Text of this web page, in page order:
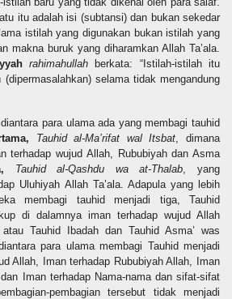
itu adalah isi (subtansi) dan bukan sekedar
istilah yang digunakan bukan istilah yang
makna buruk yang diharamkan Allah Ta’ala.
rahimahullah berkata: “Istilah-istilah itu
selama tidak mengandung
para ulama ada yang membagi tauhid
Tauhid al-Ma’rifat wal Itsbat, dimana
terhadap wujud Allah, Rububiyah dan Asma
Tauhid al-Qashdu wa at-Thalab, yang
Uluhiyah Allah Ta’ala. Adapula yang lebih
membagi tauhid menjadi tiga, Tauhid
di dalamnya iman terhadap wujud Allah
atau Tauhid Ibadah dan Tauhid Asma’ was
para ulama membagi Tauhid menjadi
Allah, Iman terhadap Rububiyah Allah, Iman
Iman terhadap Nama-nama dan sifat-sifat
pembagian tersebut tidak menjadi